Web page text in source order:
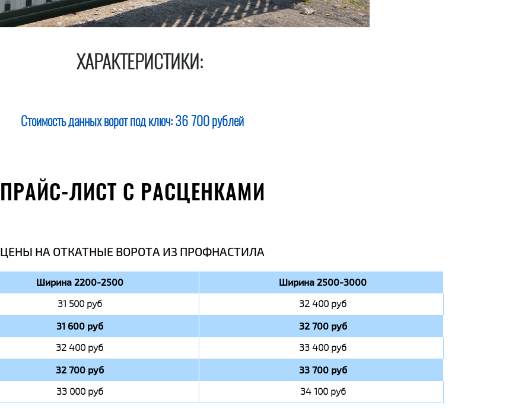
ХАРАКТЕРИСТИКИ:
Стоимость данных ворот под ключ: 36 700 рублей
ПРАЙС-ЛИСТ С РАСЦЕНКАМИ
ЦЕНЫ НА ОТКАТНЫЕ ВОРОТА ИЗ ПРОФНАСТИЛА
Ширина 2200-2500 Ширина 2500-3000
31 500 руб 32 400 руб
31 600 руб 32 700 руб
32 400 руб 33 400 руб
32 700 руб 33 700 руб
33 000 руб 34 100 руб